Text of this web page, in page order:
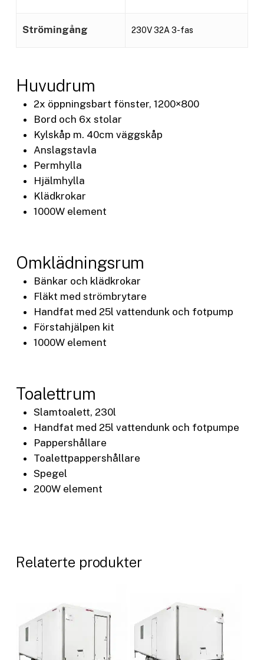
Strömingång 230V 32A 3-fas
Huvudrum
2x öppningsbart fönster, 1200×800
Bord och 6x stolar
Kylskåp m. 40cm väggskåp
Anslagstavla
Permhylla
Hjälmhylla
Klädkrokar
1000W element
Omklädningsrum
Bänkar och klädkrokar
Fläkt med strömbrytare
Handfat med 25l vattendunk och fotpump
Förstahjälpen kit
1000W element
Toalettrum
Slamtoalett, 230l
Handfat med 25l vattendunk och fotpumpe
Pappershållare
Toalettpappershållare
Spegel
200W element
Relaterte produkter